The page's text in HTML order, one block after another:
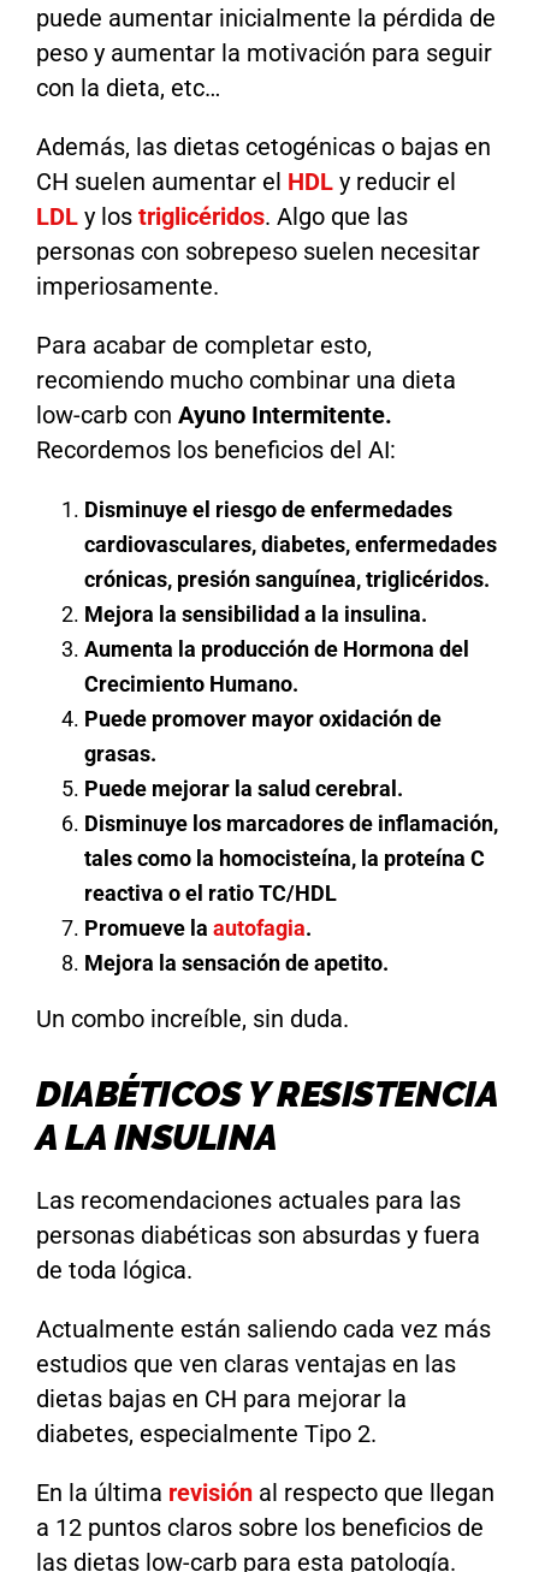
puede aumentar inicialmente la pérdida de
peso y aumentar la motivación para seguir
con la dieta, etc…
Además, las dietas cetogénicas o bajas en
CH suelen aumentar el HDL y reducir el
LDL y los triglicéridos. Algo que las
personas con sobrepeso suelen necesitar
imperiosamente.
Para acabar de completar esto,
recomiendo mucho combinar una dieta
low-carb con Ayuno Intermitente.
Recordemos los beneficios del AI:
Disminuye el riesgo de enfermedades
cardiovasculares, diabetes, enfermedades
crónicas, presión sanguínea, triglicéridos.
Mejora la sensibilidad a la insulina.
Aumenta la producción de Hormona del
Crecimiento Humano.
Puede promover mayor oxidación de
grasas.
Puede mejorar la salud cerebral.
Disminuye los marcadores de inflamación,
tales como la homocisteína, la proteína C
reactiva o el ratio TC/HDL
Promueve la autofagia.
Mejora la sensación de apetito.
Un combo increíble, sin duda.
DIABÉTICOS Y RESISTENCIA
A LA INSULINA
Las recomendaciones actuales para las
personas diabéticas son absurdas y fuera
de toda lógica.
Actualmente están saliendo cada vez más
estudios que ven claras ventajas en las
dietas bajas en CH para mejorar la
diabetes, especialmente Tipo 2.
En la última revisión al respecto que llegan
a 12 puntos claros sobre los beneficios de
las dietas low-carb para esta patología.